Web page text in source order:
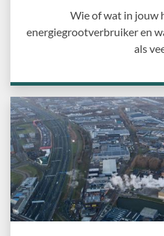
Wie of wat in jouw
energiegrootverbruiker en
als